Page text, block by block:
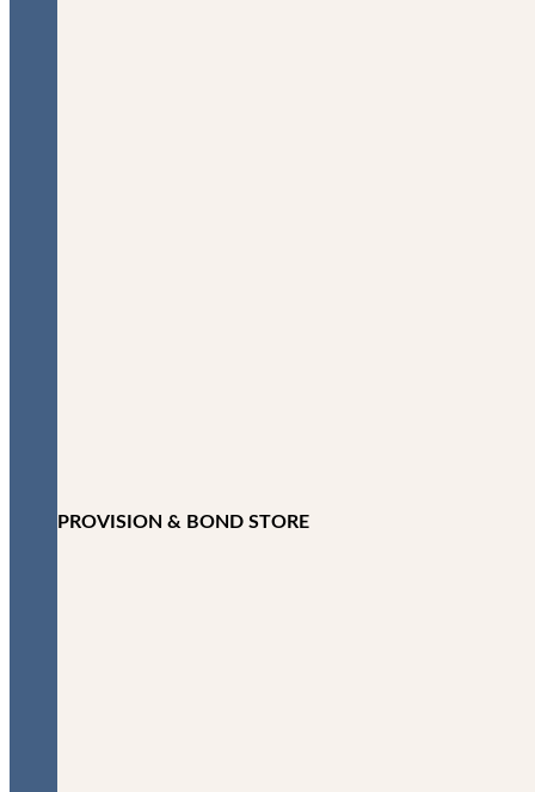
PROVISION & BOND STORE